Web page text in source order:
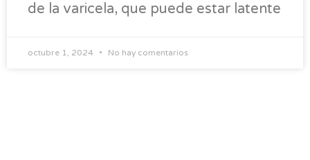
de la varicela, que puede estar latente
octubre 1, 2024 No hay comentarios